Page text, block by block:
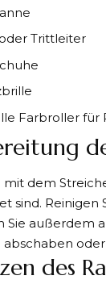
Trittleiter
Farbroller für
mit dem
sind. Reinigen
Sie außerdem
abschaben
des